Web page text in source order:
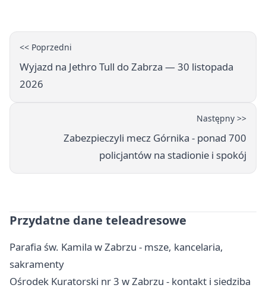
<< Poprzedni
Wyjazd na Jethro Tull do Zabrza — 30 listopada
2026
Następny >>
Zabezpieczyli mecz Górnika - ponad 700
policjantów na stadionie i spokój
Przydatne dane teleadresowe
Parafia św. Kamila w Zabrzu - msze, kancelaria,
sakramenty
Ośrodek Kuratorski nr 3 w Zabrzu - kontakt i siedziba